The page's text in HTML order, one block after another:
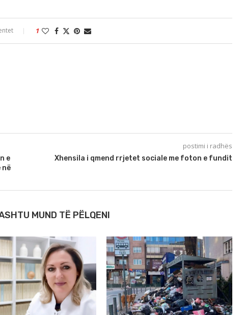
1
e
në
postimi i radhës
Xhensila i qmend rrjetet sociale me foton e fundit
MUND TË PËLQENI